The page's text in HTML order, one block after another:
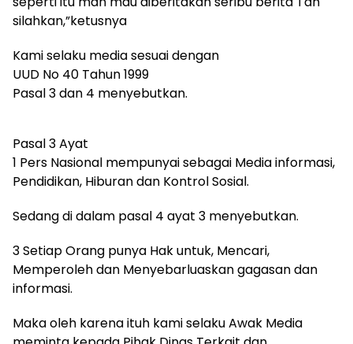
silahkan,”ketusnya
Kami selaku media sesuai dengan
UUD No 40 Tahun 1999
Pasal 3 dan 4 menyebutkan.
Pasal 3 Ayat
1 Pers Nasional mempunyai sebagai Media informasi,
Pendidikan, Hiburan dan Kontrol Sosial.
Sedang di dalam pasal 4 ayat 3 menyebutkan.
3 Setiap Orang punya Hak untuk, Mencari,
Memperoleh dan Menyebarluaskan gagasan dan
informasi.
Maka oleh karena ituh kami selaku Awak Media